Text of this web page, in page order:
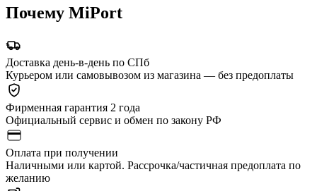
Почему MiPort
Доставка день-в-день по СПб
Курьером или самовывозом из магазина — без предоплаты
Фирменная гарантия 2 года
Официальный сервис и обмен по закону РФ
Оплата при получении
Наличными или картой. Рассрочка/частичная предоплата по
желанию